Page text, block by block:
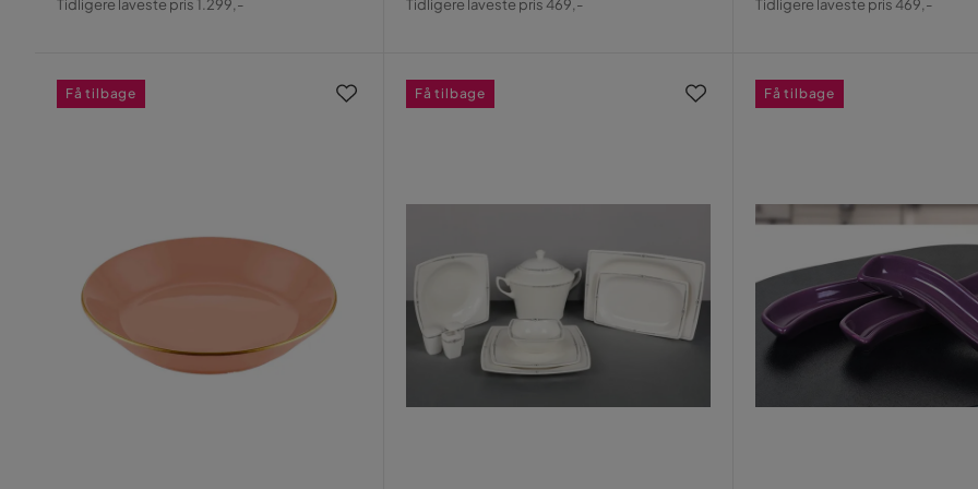
Tidligere laveste pris 1.299,-
Tidligere laveste pris 469,-
Tidligere laveste pris 469,-
Få tilbage Få tilbage Få tilbage